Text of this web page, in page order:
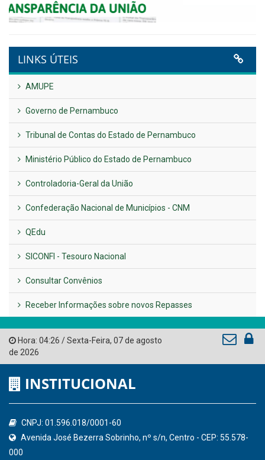
Publicado em: 14 de maio de 2026
VER TODAS NOTÍCIAS
UTILIDADE PÚBLICA
Previous
LINKS ÚTEIS
AMUPE
Governo de Pernambuco
Tribunal de Contas do Estado de Pernambuco
Ministério Público do Estado de Pernambuco
Controladoria-Geral da União
Confederação Nacional de Municípios - CNM
QEdu